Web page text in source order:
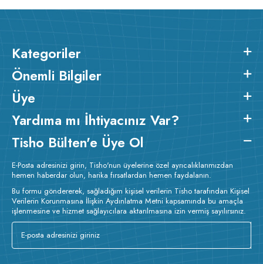
Kategoriler
Önemli Bilgiler
Üye
Yardıma mı İhtiyacınız Var?
Tisho Bülten'e Üye Ol
E-Posta adresinizi girin, Tisho'nun üyelerine özel ayrıcalıklarımızdan
hemen haberdar olun, harika fırsatlardan hemen faydalanın.
Bu formu göndererek, sağladığım kişisel verilerin Tisho tarafından Kişisel
Verilerin Korunmasına İlişkin Aydınlatma Metni kapsamında bu amaçla
işlenmesine ve hizmet sağlayıcılara aktarılmasına izin vermiş sayılırsınız.